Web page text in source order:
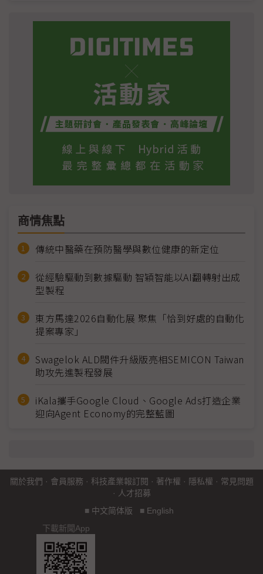
商情焦點
傳統中醫藥在預防醫學與數位健康的新定位
從經驗驅動到數據驅動 智穎智能以AI翻轉射出成
型製程
東方馬達2026自動化展 聚焦「恰到好處的自動化
提案專家」
Swagelok ALD閥件升級版亮相SEMICON Taiwan
助攻先進製程發展
iKala攜手Google Cloud、Google Ads打造企業
迎向Agent Economy的完整藍圖
關於我們 · 會員服務 · 科技產業報訂閱 · 著作權 · 隱私權 · 常見問題
· 人才招募
■ 中文简体版 ■ English
下載新聞App